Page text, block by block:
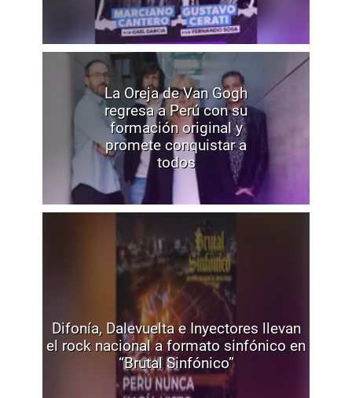
La Oreja de Van Gogh
regresa a Perú con su
formación original y
promete conquistar a
todos
Difonía, Dalevuelta e Inyectores llevan
el rock nacional a formato sinfónico en
“Brutal Sinfónico”